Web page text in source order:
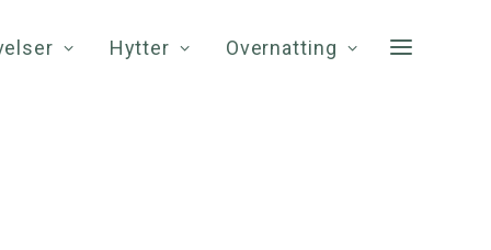
Hytter Overnatting